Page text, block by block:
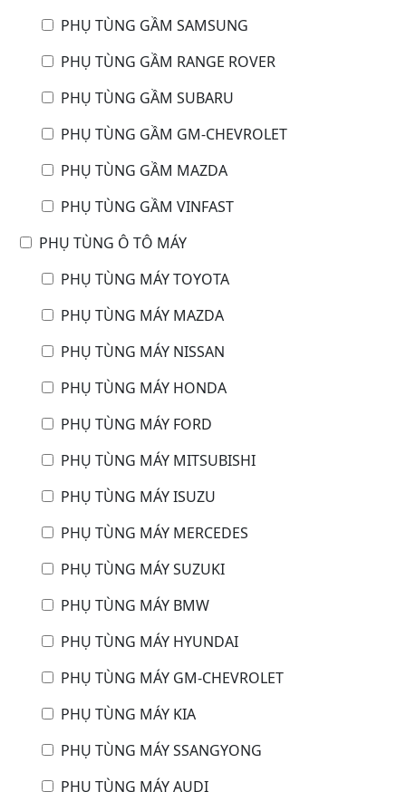
PHỤ TÙNG GẦM SAMSUNG
PHỤ TÙNG GẦM RANGE ROVER
PHỤ TÙNG GẦM SUBARU
PHỤ TÙNG GẦM GM-CHEVROLET
PHỤ TÙNG GẦM MAZDA
PHỤ TÙNG GẦM VINFAST
PHỤ TÙNG Ô TÔ MÁY
PHỤ TÙNG MÁY TOYOTA
PHỤ TÙNG MÁY MAZDA
PHỤ TÙNG MÁY NISSAN
PHỤ TÙNG MÁY HONDA
PHỤ TÙNG MÁY FORD
PHỤ TÙNG MÁY MITSUBISHI
PHỤ TÙNG MÁY ISUZU
PHỤ TÙNG MÁY MERCEDES
PHỤ TÙNG MÁY SUZUKI
PHỤ TÙNG MÁY BMW
PHỤ TÙNG MÁY HYUNDAI
PHỤ TÙNG MÁY GM-CHEVROLET
PHỤ TÙNG MÁY KIA
PHỤ TÙNG MÁY SSANGYONG
PHỤ TÙNG MÁY AUDI